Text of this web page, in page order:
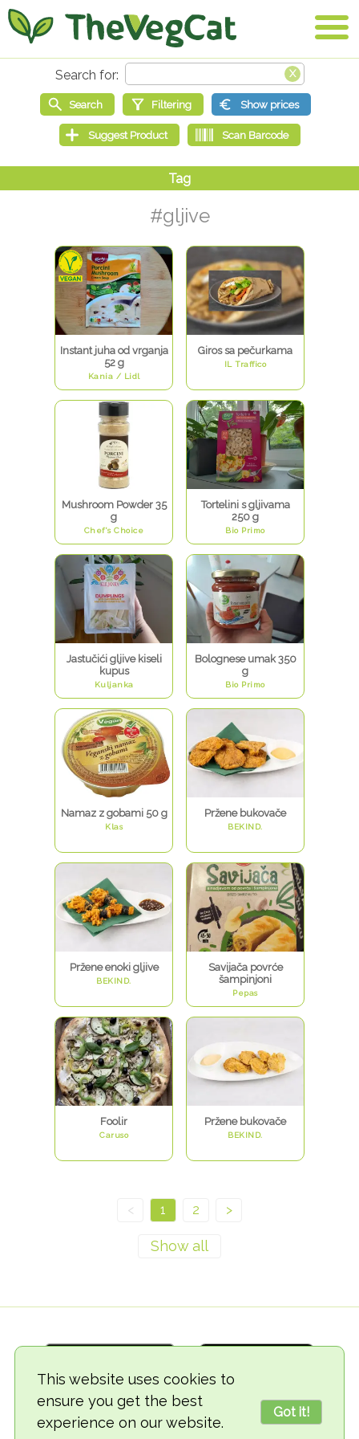
This website uses cookies to
ensure you get the best
experience on our website.
Got it!
#gljive
Instant juha od vrganja
52 g
Kania / Lidl
Giros sa pečurkama
IL Traffico
Mushroom Powder 35
g
Chef's Choice
Tortelini s gljivama
250 g
Bio Primo
Jastučići gljive kiseli
kupus
Kuljanka
Bolognese umak 350
g
Bio Primo
Namaz z gobami 50 g
Klas
Pržene bukovače
BEKIND.
Pržene enoki gljive
BEKIND.
Savijača povrće
šampinjoni
Pepas
Foolir
Caruso
Pržene bukovače
BEKIND.
< 1 2 >
© 2018-2026 TheVegCat